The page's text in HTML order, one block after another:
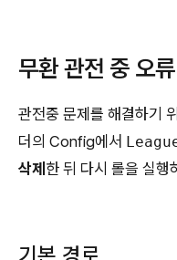
무환 관전 중 오
관전중 문제를 해결하기
더의 Config에서
삭제 한 뒤 다시 롤을 실행